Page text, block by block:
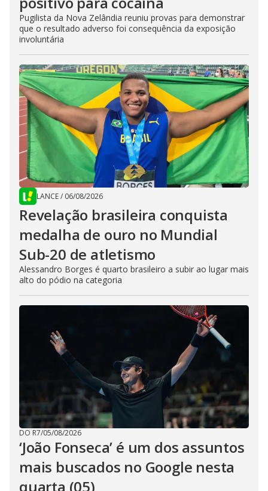
Pugilista da Nova Zelândia reuniu provas para demonstrar
que o resultado adverso foi consequência da exposição
involuntária
LANCE/ 06/08/2026
Revelação brasileira conquista
medalha de ouro no Mundial
Sub-20 de atletismo
Alessandro Borges é quarto brasileiro a subir ao lugar mais
alto do pódio na categoria
DO R7/05/08/2026
‘João Fonseca’ é um dos assuntos
mais buscados no Google nesta
quarta (05)